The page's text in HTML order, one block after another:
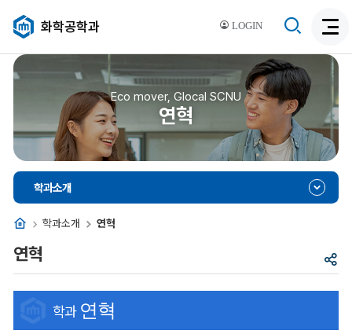
LOGIN
화학공학과
색
활
성
색
Eco mover, Glocal SCNU
연혁
홈 학과소개 연혁
학과소개
공
연혁
학과 연혁